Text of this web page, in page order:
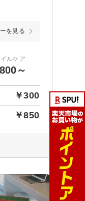
を見る
ルケア
～
￥300
￥850